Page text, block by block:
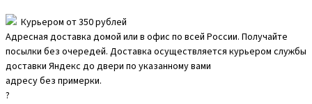
Курьером от 350 рублей
Адресная доставка домой или в офис по всей России. Получайте
посылки без очередей. Доставка осуществляется курьером службы
доставки Яндекс до двери по указанному вами
адресу без примерки.
?